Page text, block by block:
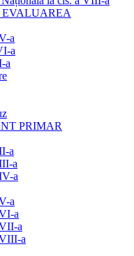
EVALUAREA
a
a
a
PRIMAR
a
a
a
a
a
a
a